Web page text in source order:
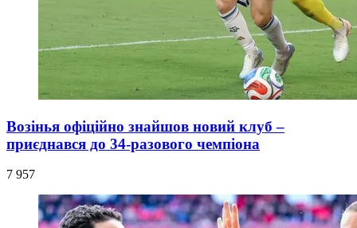
Возінья офіційно знайшов новий клуб –
приєднався до 34-разового чемпіона
7 957